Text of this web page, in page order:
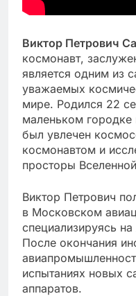
Виктор Петрович
космонавт,
является одним из
уважаемых
мире. Родился 22
маленьком городке
был увлечен
космонавтом и
просторы
Виктор Петрович
в Московском
специализируясь
После окончания
испытаниях новых
аппаратов.